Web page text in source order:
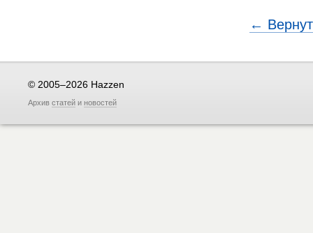
←
© 2005–2026 Hazzen
Архив статей и новостей